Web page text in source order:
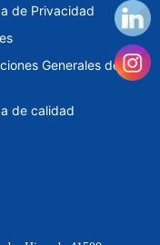
de Privacidad
Generales de
de calidad